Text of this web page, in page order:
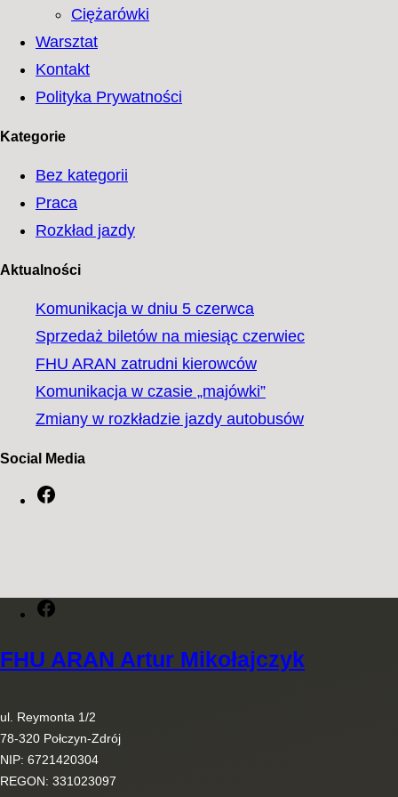
Ciężarówki
Warsztat
Kontakt
Polityka Prywatności
Kategorie
Bez kategorii
Praca
Rozkład jazdy
Aktualności
Komunikacja w dniu 5 czerwca
Sprzedaż biletów na miesiąc czerwiec
FHU ARAN zatrudni kierowców
Komunikacja w czasie „majówki”
Zmiany w rozkładzie jazdy autobusów
Social Media
o
FHU ARAN Artur Mikołajczyk
ul. Reymonta 1/2
78-320 Połczyn-Zdrój
NIP: 6721420304
REGON: 331023097